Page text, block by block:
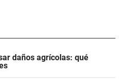
daños agrícolas: qué